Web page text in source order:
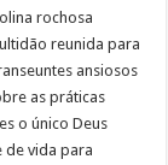
rochosa
reunida para
ansiosos
as práticas
o único Deus
de vida para